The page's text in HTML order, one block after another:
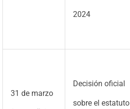
2024
31 de marzo
Decisión oficial
sobre el estatuto